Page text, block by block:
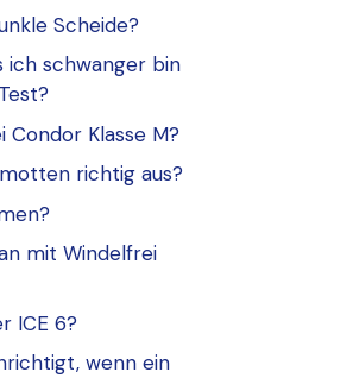
Scheide?
ich schwanger bin
Klasse M?
richtig aus?
mit Windelfrei
ICE 6?
wenn ein